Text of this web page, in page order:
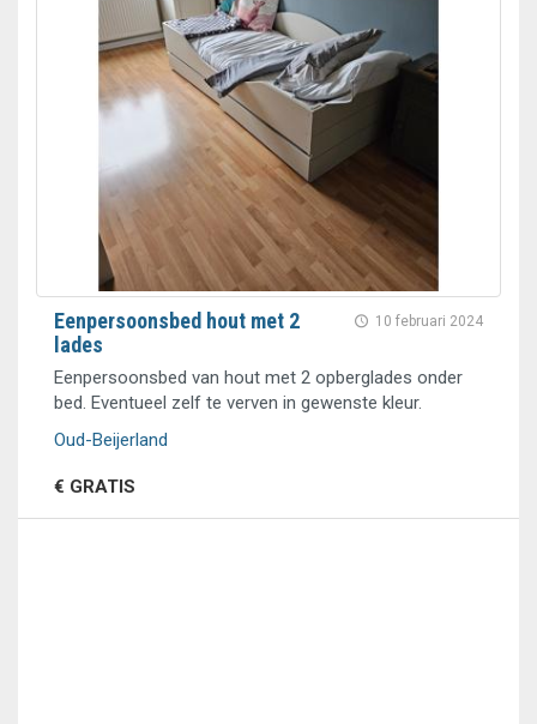
10 februari 2024
Eenpersoonsbed hout met 2
lades
Eenpersoonsbed van hout met 2 opberglades onder
bed. Eventueel zelf te verven in gewenste kleur.
Oud-Beijerland
€ GRATIS